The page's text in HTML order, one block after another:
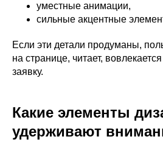
уместные анимации,
сильные акцентные
Если эти детали продуманы,
на странице, читает,
заявку.
Какие элементы
удерживают